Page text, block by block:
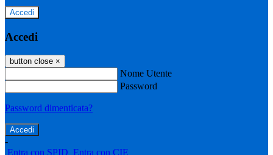
Accedi
Accedi
button close ×
Nome Utente
Password
Password dimenticata?
-
Entra con SPID Entra con CIE